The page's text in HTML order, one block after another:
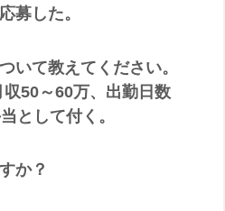
募した。
いて教えてください。
50～60万、出勤日数
として付く。
か？